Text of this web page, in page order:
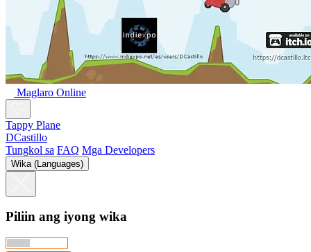
Maglaro Online
Tappy Plane
DCastillo
Tungkol sa FAQ Mga Developers
Wika (Languages)
Piliin ang iyong wika